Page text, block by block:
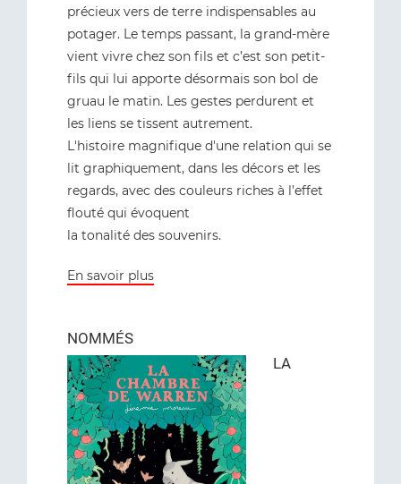
précieux vers de terre indispensables au
potager. Le temps passant, la grand-mère
vient vivre chez son fils et c’est son petit-
fils qui lui apporte désormais son bol de
gruau le matin. Les gestes perdurent et
les liens se tissent autrement.
L'histoire magnifique d'une relation qui se
lit graphiquement, dans les décors et les
regards, avec des couleurs riches à l’effet
flouté qui évoquent
la tonalité des souvenirs.
En savoir plus
NOMMÉS
LA